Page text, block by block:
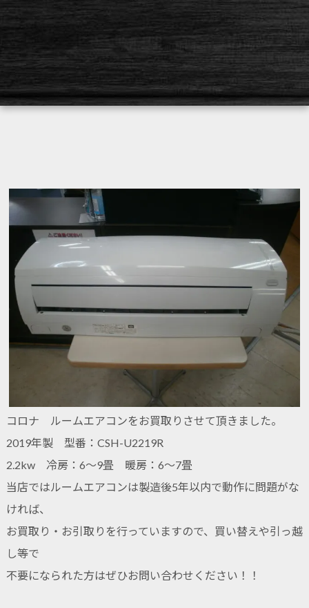
コロナ ルームエアコンをお買取りさせて頂きました。
2019年製 型番：CSH-U2219R
2.2kw 冷房：6～9畳 暖房：6～7畳
当店ではルームエアコンは製造後5年以内で動作に問題がな
ければ、
お買取り・お引取りを行っていますので、買い替えや引っ越
し等で
不要になられた方はぜひお問い合わせください！！